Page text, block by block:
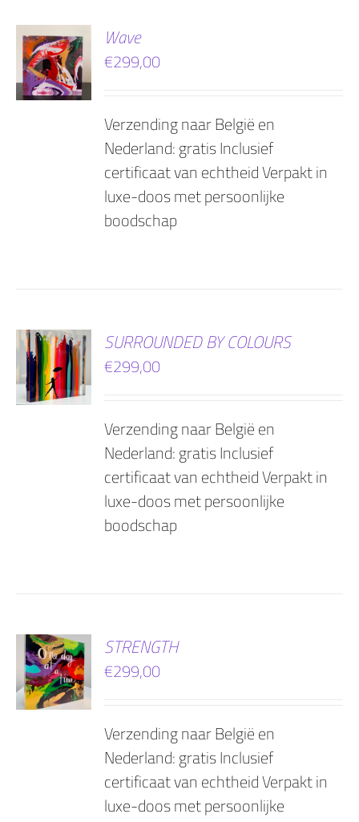
Wave
€299,00
Verzending naar België en
Nederland: gratis Inclusief
certificaat van echtheid Verpakt in
luxe-doos met persoonlijke
boodschap
SURROUNDED BY COLOURS
€299,00
Verzending naar België en
Nederland: gratis Inclusief
certificaat van echtheid Verpakt in
luxe-doos met persoonlijke
boodschap
STRENGTH
€299,00
Verzending naar België en
Nederland: gratis Inclusief
certificaat van echtheid Verpakt in
luxe-doos met persoonlijke